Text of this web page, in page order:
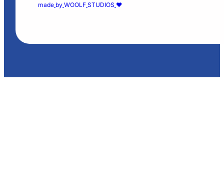
made by WOOLF STUDIOS ❤️